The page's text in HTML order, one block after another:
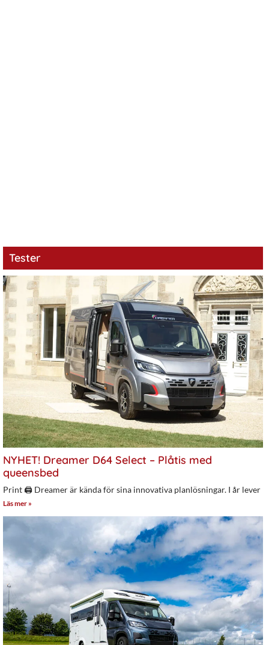
Tester
NYHET! Dreamer D64 Select – Plåtis med
queensbed
Print 🖨 Dreamer är kända för sina innovativa planlösningar. I år lever
Läs mer »